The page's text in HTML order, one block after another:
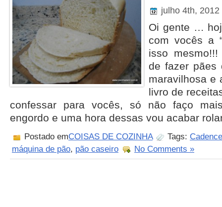
julho 4th, 2012
Oi gente …
com vocês a
isso
de fazer pães
maravilhosa e
livro de
confessar para vocês, só não faço
engordo e uma hora dessas vou acabar
Postado emCOISAS DE COZINHA Tags: Cadence
máquina de pão, pão caseiro No Comments »